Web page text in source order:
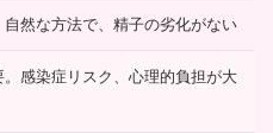
然な方法で、精子の劣化がない
感染症リスク、心理的負担が大